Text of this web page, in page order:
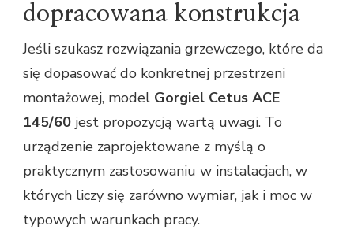
dopracowana konstrukcja
Jeśli szukasz rozwiązania grzewczego, które da
się dopasować do konkretnej przestrzeni
montażowej, model Gorgiel Cetus ACE
145/60 jest propozycją wartą uwagi. To
urządzenie zaprojektowane z myślą o
praktycznym zastosowaniu w instalacjach, w
których liczy się zarówno wymiar, jak i moc w
typowych warunkach pracy.